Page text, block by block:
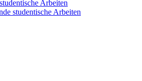
Arbeiten
studentische Arbeiten